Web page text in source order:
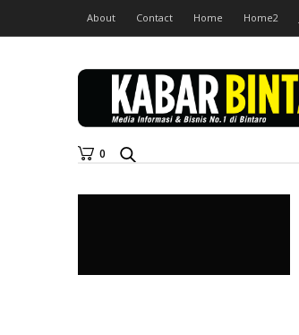
About Contact Home Home2
0